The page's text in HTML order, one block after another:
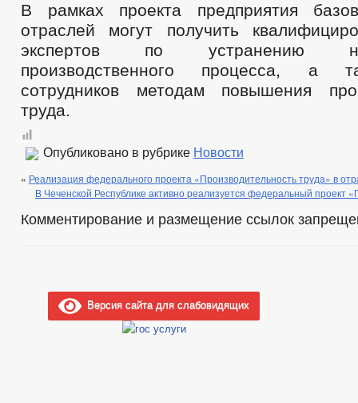
В рамках проекта предприятия
отраслей могут получить
экспертов по устранению
производственного процесса, а
сотрудников методам повышения
труда.
Опубликовано в рубрике Новости
« Реализация федерального проекта «Производительность труда» в
В Чеченской Республике активно реализуется федеральный проект
Комментирование и размещение ссылок
Версия сайта для слабовидящих